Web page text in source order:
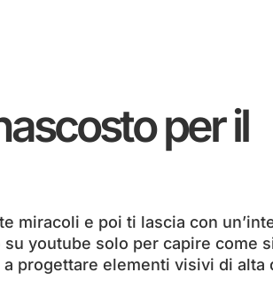
per il
miracoli e poi ti lascia con
youtube solo per capire come
progettare elementi visivi di alta